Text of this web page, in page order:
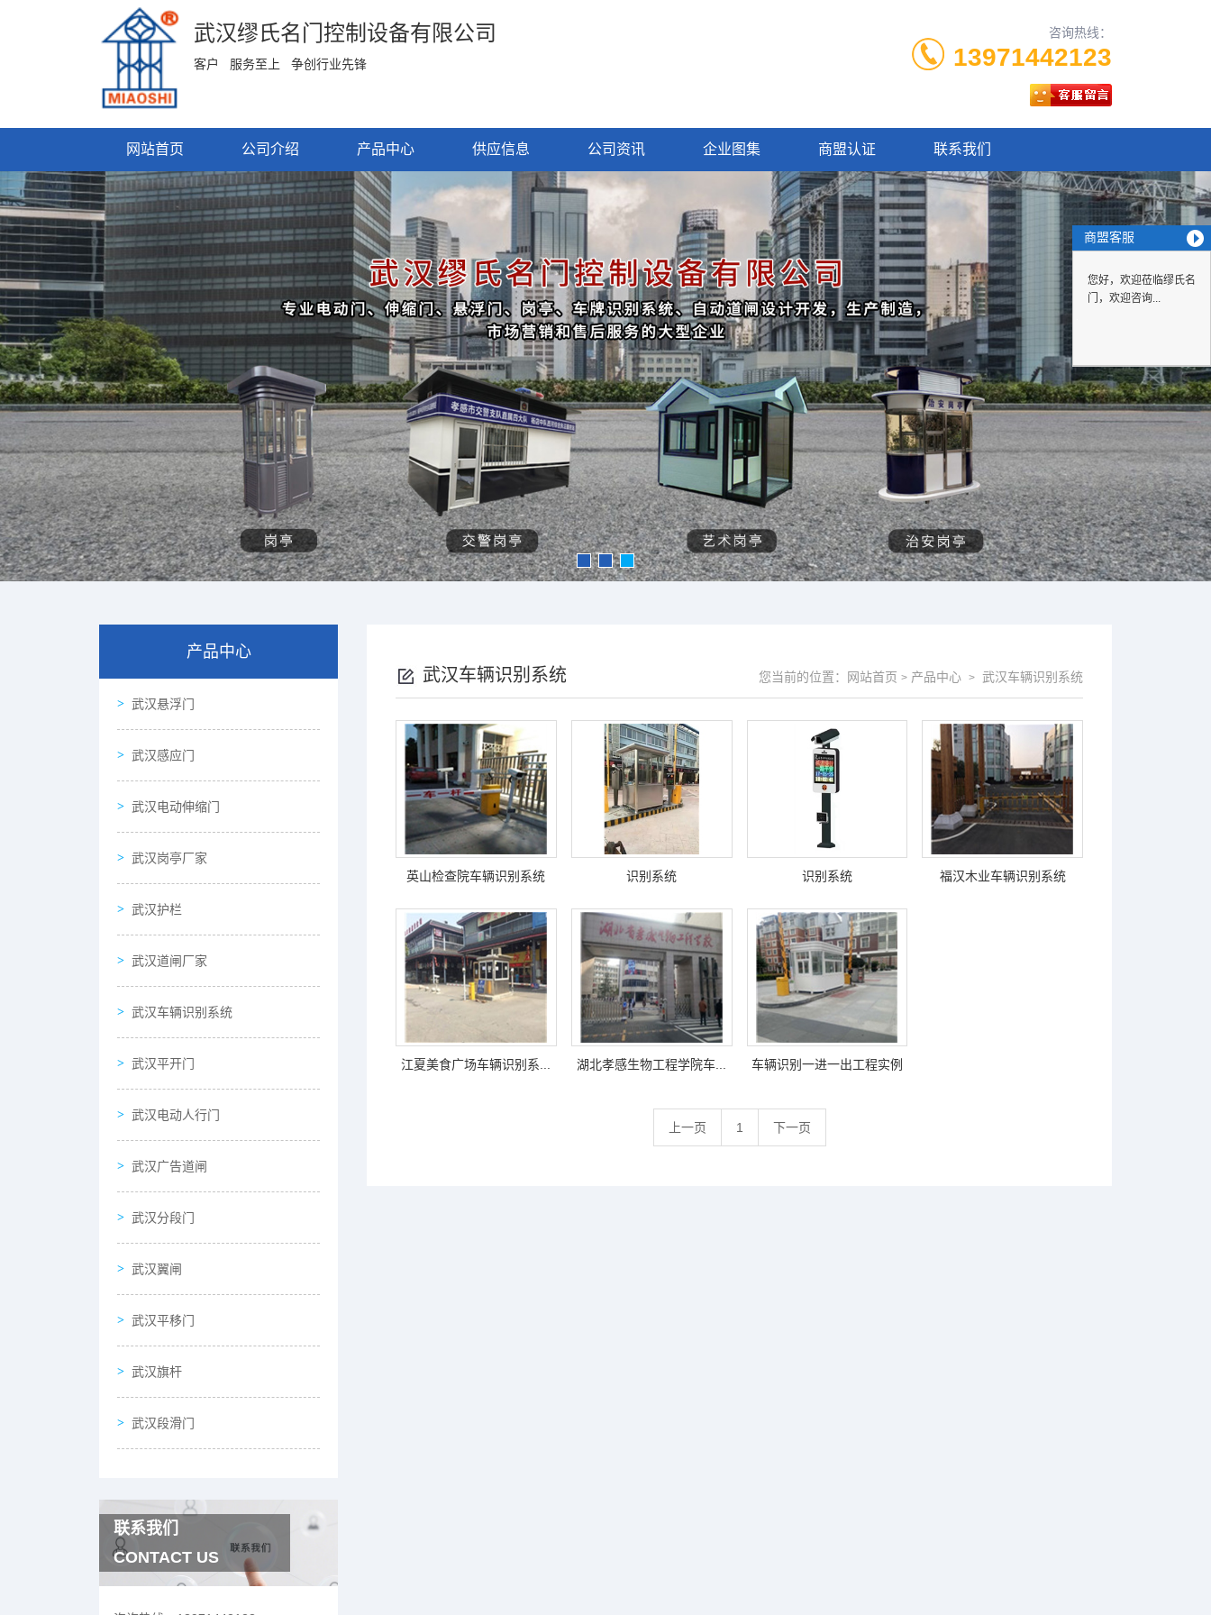
武汉缪氏名门控制设备有限公司
客户 服务至上 争创行业先锋
咨询热线：
13971442123
网站首页 公司介绍 产品中心 供应信息 公司资讯 企业图集 商盟认证 联系我们
产品中心
武汉悬浮门
武汉感应门
武汉电动伸缩门
武汉岗亭厂家
武汉护栏
武汉道闸厂家
武汉车辆识别系统
武汉平开门
武汉电动人行门
武汉广告道闸
武汉分段门
武汉翼闸
武汉平移门
武汉旗杆
武汉段滑门
联系我们
CONTACT US
武汉车辆识别系统 您当前的位置： 网站首页 > 产品中心 > 武汉车辆识别系统
英山检查院车辆识别系统 识别系统 识别系统 福汉木业车辆识别系统
江夏美食广场车辆识别系... 湖北孝感生物工程学院车... 车辆识别一进一出工程实例
上一页 1 下一页
商盟客服
您好，欢迎莅临缪氏名
门，欢迎咨询...